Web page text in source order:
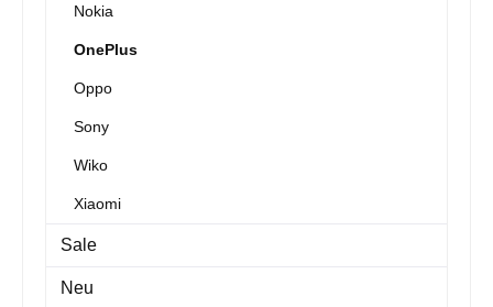
Nokia
OnePlus
Oppo
Sony
Wiko
Xiaomi
Sale
Neu